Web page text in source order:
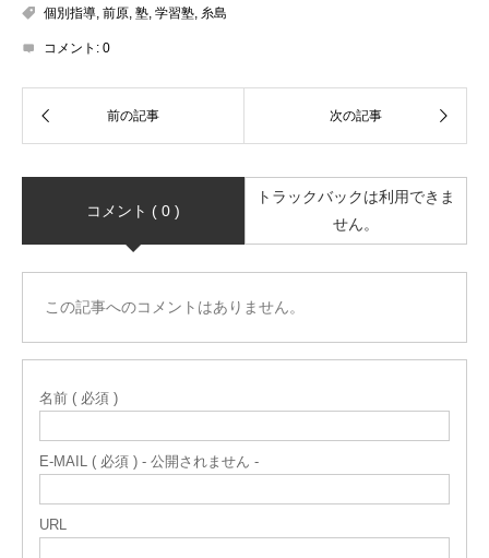
個別指導, 前原, 塾, 学習塾, 糸島
コメント: 0
コメント ( 0 )
トラックバックは利用できま
せん。
この記事へのコメントはありません。
名前 ( 必須 )
E-MAIL ( 必須 ) - 公開されません -
URL